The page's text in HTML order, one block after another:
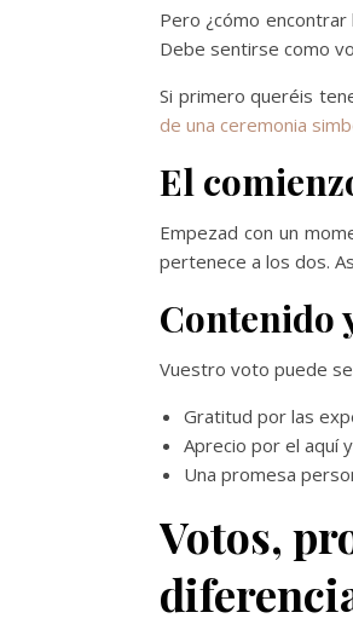
Pero ¿cómo
Debe sentirse como
Si primero queréis
de una ceremonia
El
Empezad con un
pertenece a los dos.
Contenido
Vuestro voto puede
Gratitud por las
Aprecio por el aquí
Una promesa
Votos,